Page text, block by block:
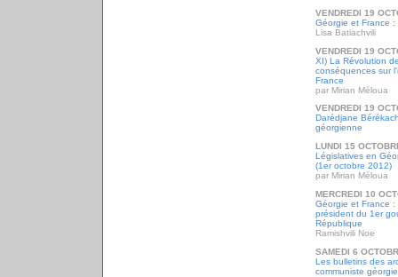
VENDREDI 19
Géorgie et France :
Lisa Batiachvili
VENDREDI 19
XI) La Révolution
conséquences sur
France
par Mirian Méloua
VENDREDI 19
Darédjane
géorgienne
LUNDI 15
Législatives en
(1er octobre 2012)
par Mirian Méloua
MERCREDI 10
Géorgie et France :
président du 1er
République
Ramishvili Noe
SAMEDI 6
Les bulletins des
communiste